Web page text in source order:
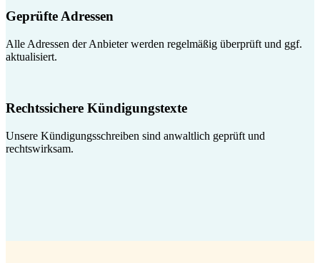
Geprüfte Adressen
Alle Adressen der Anbieter werden regelmäßig überprüft und ggf.
aktualisiert.
Rechtssichere Kündigungstexte
Unsere Kündigungsschreiben sind anwaltlich geprüft und
rechtswirksam.